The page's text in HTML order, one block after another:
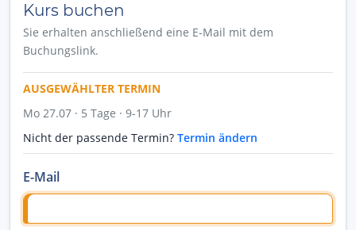
Kurs buchen
Sie erhalten anschließend eine E-Mail mit dem
Buchungslink.
AUSGEWÄHLTER TERMIN
Mo 27.07 · 5 Tage · 9-17 Uhr
Nicht der passende Termin? Termin ändern
E-Mail